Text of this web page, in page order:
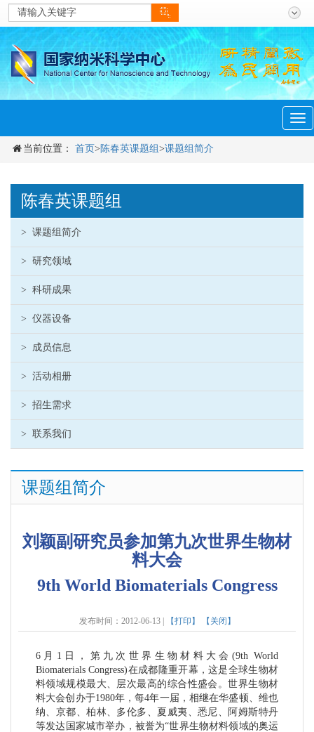
当前位置： 首页> 陈春英课题组 >课题组简介
陈春英课题组
> 课题组简介
> 研究领域
> 科研成果
> 仪器设备
> 成员信息
> 活动相册
> 招生需求
> 联系我们
课题组简介
刘颖副研究员参加第九次世界生物材
料大会
9th World Biomaterials Congress
发布时间：2012-06-13 | 【打印】 【关闭】
6月1日，第九次世界生物材料大会(9th World
Biomaterials Congress)在成都隆重开幕，这是全球生物材
料领域规模最大、层次最高的综合性盛会。世界生物材
料大会创办于1980年，每4年一届，相继在华盛顿、维也
纳、京都、柏林、多伦多、夏威夷、悉尼、阿姆斯特丹
等发达国家城市举办，被誉为“世界生物材料领域的奥运